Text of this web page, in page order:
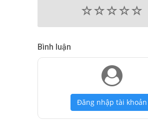
(
(
(
(
(
Bình luận
Đăng nhập tài khoản